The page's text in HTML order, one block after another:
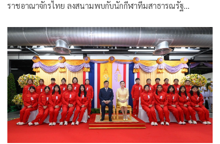
ราชอาณาจักรไทย ลงสนามพบกับนักกีฬาทีมสาธารณรัฐ